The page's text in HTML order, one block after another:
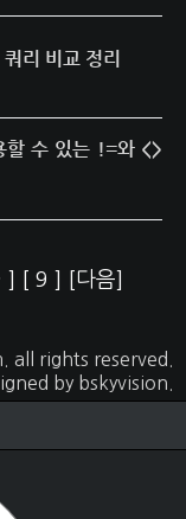
리 비교 정리
할 수 있는 !=와 <>
] [ 9 ] [다음]
. all rights reserved.
by bskyvision.